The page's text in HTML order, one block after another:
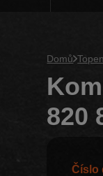
Domů
820
Číslo